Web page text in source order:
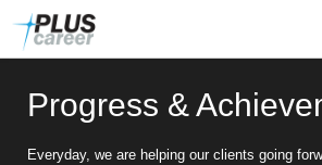
Progress &
Everyday, we are helping our clients going